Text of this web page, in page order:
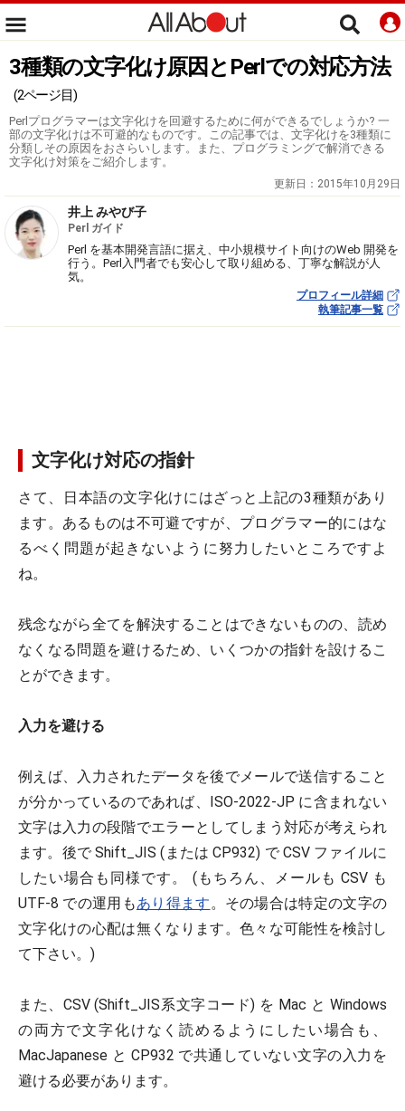
3種類の文字化け原因とPerlでの対応方法
(2ページ目)
Perlプログラマーは文字化けを回避するために何ができるでしょうか? 一
部の文字化けは不可避的なものです。この記事では、文字化けを3種類に
分類しその原因をおさらいします。また、プログラミングで解消できる
文字化け対策をご紹介します。
更新日： 2015年10月29日
井上 みやび子
Perl ガイド
Perl を基本開発言語に据え、中小規模サイト向けのWeb 開発を
行う。Perl入門者でも安心して取り組める、丁寧な解説が人
気。
プロフィール詳細
執筆記事一覧
文字化け対応の指針
さて、日本語の文字化けにはざっと上記の3種類があり
ます。あるものは不可避ですが、プログラマー的にはな
るべく問題が起きないように努力したいところですよ
ね。
残念ながら全てを解決することはできないものの、読め
なくなる問題を避けるため、いくつかの指針を設けるこ
とができます。
入力を避ける
例えば、入力されたデータを後でメールで送信すること
が分かっているのであれば、ISO-2022-JP に含まれない
文字は入力の段階でエラーとしてしまう対応が考えられ
ます。後で Shift_JIS (または CP932) で CSV ファイルに
したい場合も同様です。 (もちろん、メールも CSV も
UTF-8 での運用もあり得ます。その場合は特定の文字の
文字化けの心配は無くなります。色々な可能性を検討し
て下さい。)
また、CSV (Shift_JIS系文字コード) を Mac と Windows
の両方で文字化けなく読めるようにしたい場合も、
MacJapanese と CP932 で共通していない文字の入力を
避ける必要があります。